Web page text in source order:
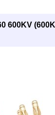
600KV